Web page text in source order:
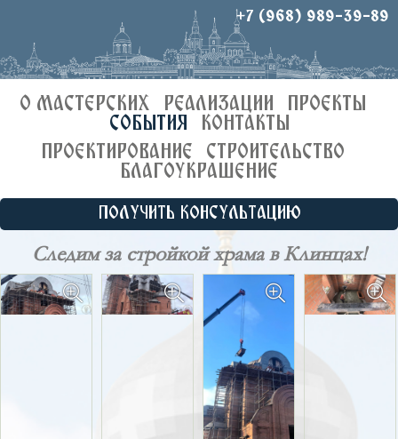
+7 (968) 989-39-89
О МАСТЕРСКИХ РЕАЛИЗАЦИИ
ПРОЕКТЫ
СОБЫТИЯ
КОНТАКТЫ
ПРОЕКТИРОВАНИЕ
СТРОИТЕЛЬСТВО
БЛАГОУКРАШЕНИЕ
ПОЛУЧИТЬ КОНСУЛЬТАЦИЮ
Следим за стройкой храма в Клинцах!